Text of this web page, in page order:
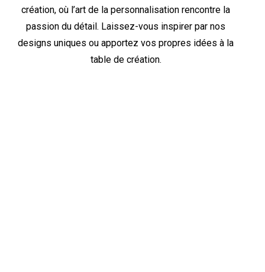
création, où l’art de la personnalisation rencontre la
passion du détail. Laissez-vous inspirer par nos
designs uniques ou apportez vos propres idées à la
table de création.